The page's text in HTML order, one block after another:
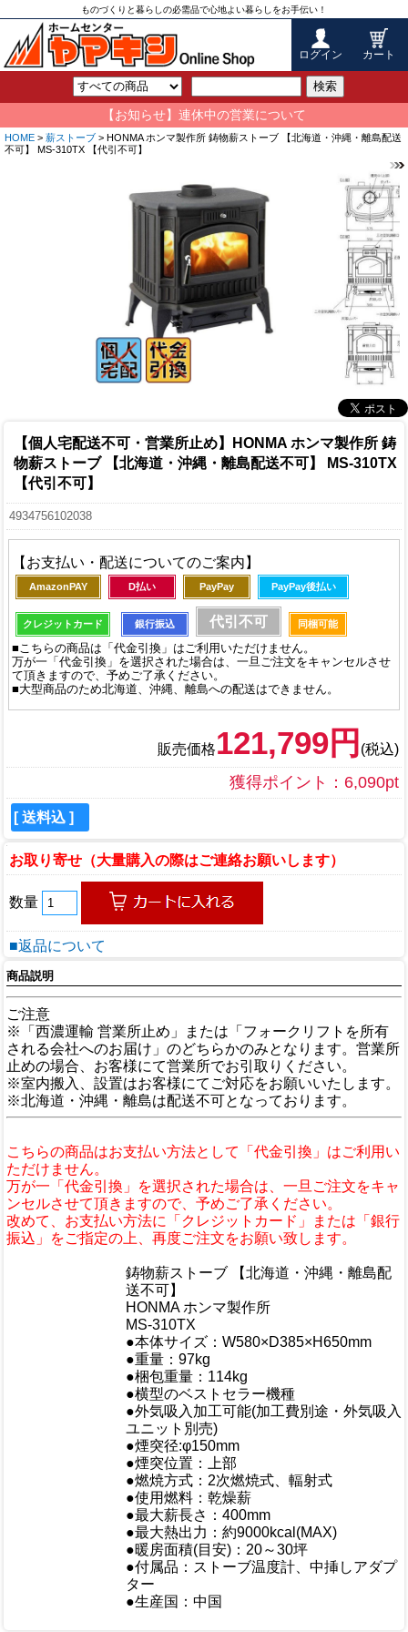
ものづくりと暮らしの必需品で心地よい暮らしをお手伝い！
ログイン カート
検索
【お知らせ】連休中の営業について
HOME > 薪ストーブ > HONMA ホンマ製作所 鋳物薪ストーブ 【北海道・沖縄・離島配送
不可】 MS-310TX 【代引不可】
【個人宅配送不可・営業所止め】
HONMA ホンマ製作所 鋳
物薪ストーブ 【北海道・沖縄・離島配送不可】 MS-310TX
【代引不可】
4934756102038
【お支払い・配送についてのご案内】
AmazonPAY D払い PayPay PayPay後払い
クレジットカード 銀行振込 代引不可 同梱可能
■こちらの商品は「代金引換」はご利用いただけません。
万が一「代金引換」を選択された場合は、一旦ご注文をキャンセルさせ
て頂きますので、予めご了承ください。
■大型商品のため北海道、沖縄、離島への配送はできません。
販売価格121,799円 (税込)
獲得ポイント：6,090pt
[ 送料込 ]
お取り寄せ（大量購入の際はご連絡お願いします）
数量
■返品について
商品説明
ご注意
※「西濃運輸 営業所止め」または「フォークリフトを所有
される会社へのお届け」のどちらかのみとなります。営業所
止めの場合、お客様にて営業所でお引取りください。
※室内搬入、設置はお客様にてご対応をお願いいたします。
※北海道・沖縄・離島は配送不可となっております。
こちらの商品はお支払い方法として「代金引換」はご利用い
ただけません。
万が一「代金引換」を選択された場合は、一旦ご注文をキャ
ンセルさせて頂きますので、予めご了承ください。
改めて、お支払い方法に「クレジットカード」または「銀行
振込」をご指定の上、再度ご注文をお願い致します。
鋳物薪ストーブ 【北海道・沖縄・離島配
送不可】
HONMA ホンマ製作所
MS-310TX
●本体サイズ：W580×D385×H650mm
●重量：97kg
●梱包重量：114kg
●横型のベストセラー機種
●外気吸入加工可能(加工費別途・外気吸入
ユニット別売)
●煙突径:φ150mm
●煙突位置：上部
●燃焼方式：2次燃焼式、輻射式
●使用燃料：乾燥薪
●最大薪長さ：400mm
●最大熱出力：約9000kcal(MAX)
●暖房面積(目安)：20～30坪
●付属品：ストーブ温度計、中挿しアダプ
ター
●生産国：中国